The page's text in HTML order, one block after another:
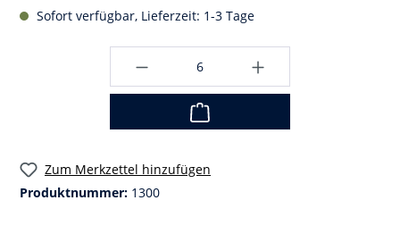
Sofort verfügbar, Lieferzeit: 1-3 Tage
Zum Merkzettel hinzufügen
Produktnummer: 1300